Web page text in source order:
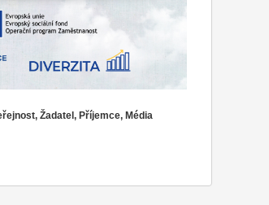
Žadatel, Příjemce, Média